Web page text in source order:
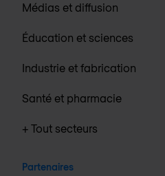
Médias et diffusion
Éducation et sciences
Industrie et fabrication
Santé et pharmacie
+ Tout secteurs
Partenaires